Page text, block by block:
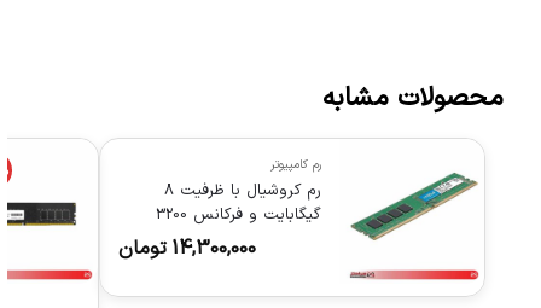
محصولات مشابه
رم کامپیوتر
رم کروشیال با ظرفیت 8
گیگابایت و فرکانس 3200
14,300,000 تومان